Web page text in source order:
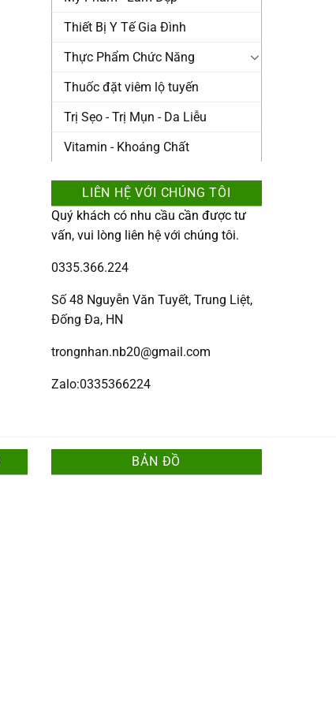
Thiết Bị Y Tế Gia Đình
Thực Phẩm Chức Năng
Thuốc đặt viêm lộ tuyến
Trị Sẹo - Trị Mụn - Da Liễu
Vitamin - Khoáng Chất
LIÊN HỆ VỚI CHÚNG TÔI
Quý khách có nhu cầu cần được tư
vấn, vui lòng liên hệ với chúng tôi.
0335.366.224
Số 48 Nguyễn Văn Tuyết, Trung Liệt,
Đống Đa, HN
trongnhan.nb20@gmail.com
Zalo:0335366224
BẢN ĐỒ